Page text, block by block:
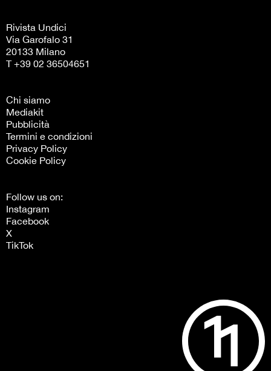
Rivista Undici
Via Garofalo 31
20133 Milano
T +39 02 36504651
Chi siamo
Mediakit
Pubblicità
Termini e condizioni
Privacy Policy
Cookie Policy
Follow us on:
Instagram
Facebook
X
TikTok